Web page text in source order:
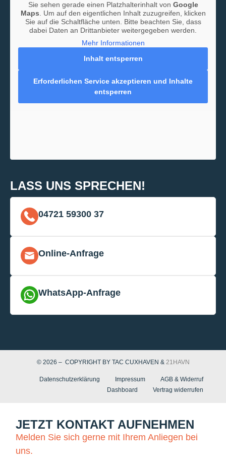
Sie sehen gerade einen Platzhalterinhalt von Google
Maps . Um auf den eigentlichen Inhalt zuzugreifen, klicken
Sie auf die Schaltfläche unten. Bitte beachten Sie, dass
dabei Daten an Drittanbieter weitergegeben werden.
Mehr Informationen
Inhalt entsperren
Erforderlichen Service akzeptieren und Inhalte
entsperren
LASS UNS SPRECHEN!
04721 59300 37
Online-Anfrage
WhatsApp-Anfrage
© 2026 – COPYRIGHT BY TAC CUXHAVEN & 21HAVN
Datenschutzerklärung Impressum
AGB & Widerruf
Dashboard
Vertrag widerrufen
JETZT KONTAKT AUFNEHMEN
Melden Sie sich gerne mit Ihrem Anliegen bei
uns.